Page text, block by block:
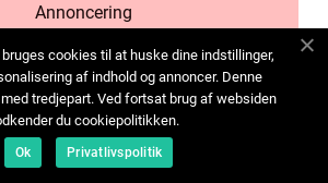
Annoncering
Cookies
Kontakt os
Sitemap
cookies til at huske dine indstillinger,
af indhold og annoncer. Denne
tredjepart. Ved fortsat brug af websiden
du cookiepolitikken.
Ok Privatlivspolitik